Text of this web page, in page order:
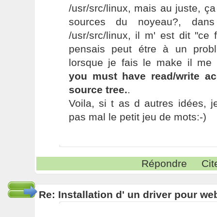
/usr/src/linux, mais au juste,
sources du noyeau?,
/usr/src/linux, il m' est dit "ce
pensais peut étre à un
lorsque je fais le make il me
you must have read/write
source tree..
Voila, si t as d autres idées,
pas mal le petit jeu de mots:-)
Répondre
Re: Installation d' un driver pour